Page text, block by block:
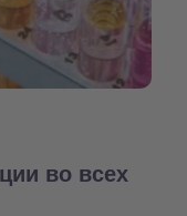
во всех